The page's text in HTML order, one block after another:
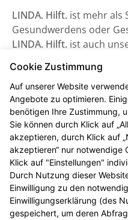
LINDA. Hilft. ist mehr als
Gesundwerdens oder
LINDA. Hilft. ist auch
angewiesen sind - sowie
Bundesverband
einmal vorbei.
Cookie Zustimmung
Auf unserer Website
Angebote zu optimieren.
benötigen Ihre Zustimmung,
Sie können durch Klick auf
akzeptieren, durch Klick auf
akzeptieren“ nur notwendige
Klick auf "Einstellungen"
Durch Nutzung dieser
Einwilligung zu den
Einwilligungserklärung (des
gespeichert, um deren